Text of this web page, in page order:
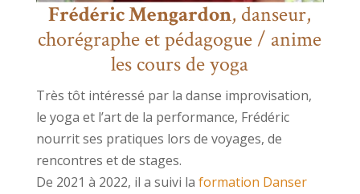
Frédéric Mengardon, danseur,
chorégraphe et pédagogue / anime
les cours de yoga
Très tôt intéressé par la danse improvisation,
le yoga et l’art de la performance, Frédéric
nourrit ses pratiques lors de voyages, de
rencontres et de stages.
De 2021 à 2022, il a suivi la formation Danser